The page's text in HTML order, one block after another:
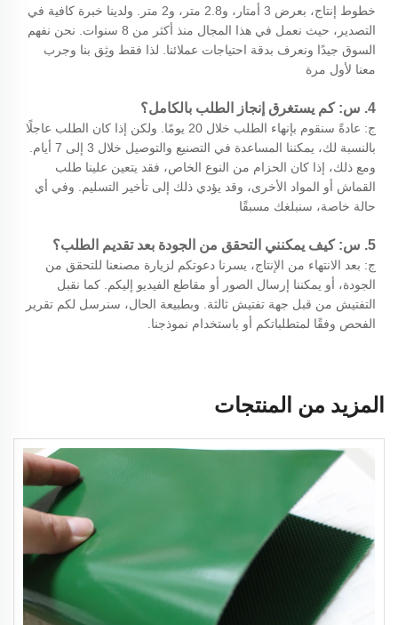
خطوط إنتاج، بعرض 3 أمتار، و2.8 متر، و2 متر. ولدينا خبرة كافية في
التصدير، حيث نعمل في هذا المجال منذ أكثر من 8 سنوات. نحن نفهم
السوق جيدًا ونعرف بدقة احتياجات عملائنا. لذا فقط وثِق بنا وجرب
معنا لأول مرة
4. س: كم يستغرق إنجاز الطلب بالكامل؟
ج: عادةً سنقوم بإنهاء الطلب خلال 20 يومًا. ولكن إذا كان الطلب عاجلًا
بالنسبة لك، يمكننا المساعدة في التصنيع والتوصيل خلال 3 إلى 7 أيام.
ومع ذلك، إذا كان الحزام من النوع الخاص، فقد يتعين علينا طلب
القماش أو المواد الأخرى، وقد يؤدي ذلك إلى تأخير التسليم. وفي أي
حالة خاصة، سنبلغك مسبقًا
5. س: كيف يمكنني التحقق من الجودة بعد تقديم الطلب؟
ج: بعد الانتهاء من الإنتاج، يسرنا دعوتكم لزيارة مصنعنا للتحقق من
الجودة، أو يمكننا إرسال الصور أو مقاطع الفيديو إليكم. كما نقبل
التفتيش من قبل جهة تفتيش ثالثة. وبطبيعة الحال، سنرسل لكم تقرير
الفحص وفقًا لمتطلباتكم أو باستخدام نموذجنا.
المزيد من المنتجات